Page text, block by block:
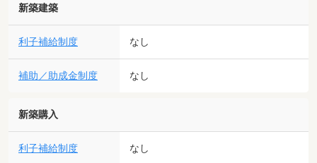
新築建築
利子補給制度 なし
補助／助成金制度 なし
新築購入
利子補給制度 なし